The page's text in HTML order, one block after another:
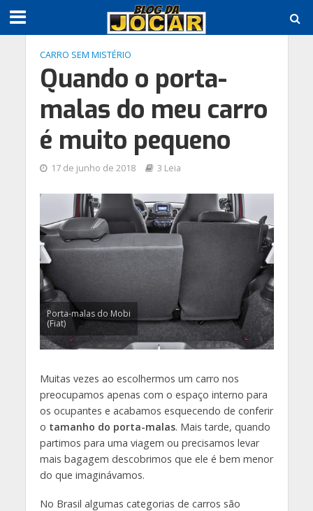
CARRO SEM MISTÉRIO
Quando o porta-
malas do meu carro
é muito pequeno
17 de junho de 2018 3 Leia
Porta-malas do Mobi
(Fiat)
Muitas vezes ao escolhermos um carro nos
preocupamos apenas com o espaço interno para
os ocupantes e acabamos esquecendo de conferir
o tamanho do porta-malas. Mais tarde, quando
partimos para uma viagem ou precisamos levar
mais bagagem descobrimos que ele é bem menor
do que imaginávamos.
No Brasil algumas categorias de carros são